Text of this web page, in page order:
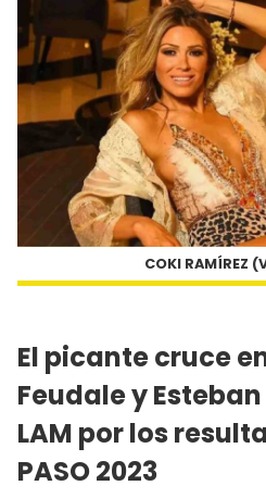
COKI RAMÍREZ
El picante cruce
Feudale y
LAM por los
PASO 2023